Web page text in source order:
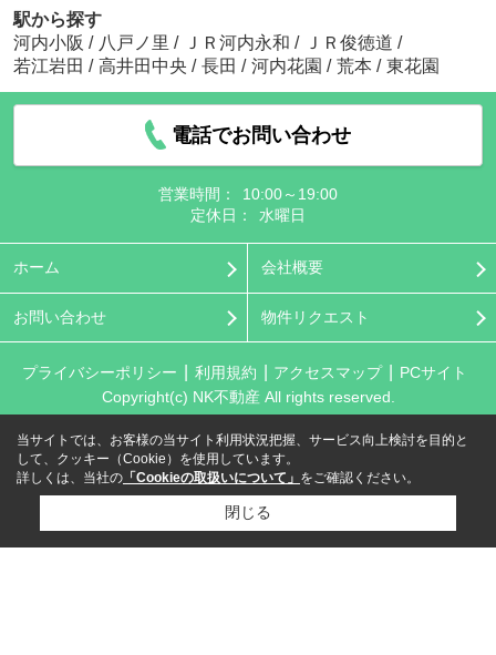
駅から探す
河内小阪 / 八戸ノ里 / ＪＲ河内永和 / ＪＲ俊徳道 /
若江岩田 / 高井田中央 / 長田 / 河内花園 / 荒本 / 東花園
電話でお問い合わせ
営業時間：
10:00～19:00
定休日：
水曜日
ホーム 会社概要
お問い合わせ 物件リクエスト
プライバシーポリシー 利用規約 アクセスマップ
PCサイト
Copyright(c) NK不動産 All rights reserved.
当サイトでは、お客様の当サイト利用状況把握、サービス向上検討を目的と
して、クッキー（Cookie）を使用しています。
詳しくは、当社の 「Cookieの取扱いについて」 をご確認ください。
閉じる